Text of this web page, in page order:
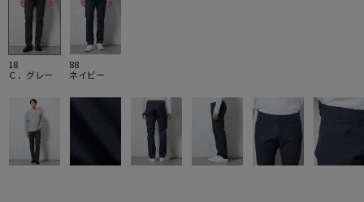
18
Ｃ．グレー
88
ネイビー